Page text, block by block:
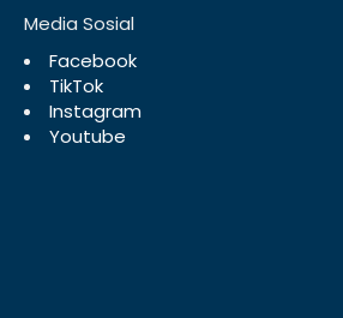
Media Sosial
Facebook
TikTok
Instagram
Youtube